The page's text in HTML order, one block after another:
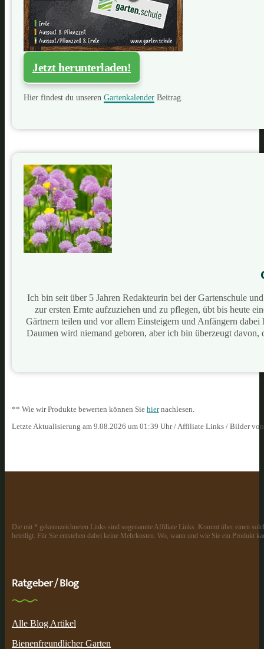
Jetzt herunterladen!
Hier findest du unseren Gartenkalender Beitrag.
Ich bin seit über 5 Jahren Redakteurin bei der Gartenschule
zur ersten Ernte aufzuziehen und zu pflegen, übt bis heute
Gärtnern teilen und vor allem Einsteigern und Anfängern
Daumen wird niemand geboren, aber ich bin überzeugt
** Wie wir Produkte bewerten können Sie hiernachlesen.
Letzte Aktualisierung am 9.08.2026 um 01:39 Uhr / Affiliate Links / Bilder
Die mit * gekennzeichneten Links sind sogenannte Affiliate Links. Kommt über einen
beteiligt. Für Sie entstehen dabei keine Mehrkosten. Wo, wann und wie Sie ein Produkt
Ratgeber / Blog
Alle Blog Artikel
Bienenfreundlicher Garten